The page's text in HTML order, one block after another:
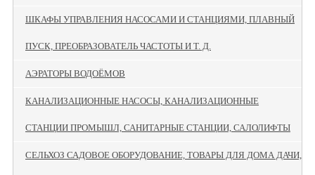
ШКАФЫ УПРАВЛЕНИЯ НАСОСАМИ И СТАНЦИЯМИ, ПЛАВНЫЙ
ПУСК, ПРЕОБРАЗОВАТЕЛЬ ЧАСТОТЫ И Т. Д.
АЭРАТОРЫ ВОДОЁМОВ
КАНАЛИЗАЦИОННЫЕ НАСОСЫ, КАНАЛИЗАЦИОННЫЕ
СТАНЦИИ ПРОМЫШЛ, САНИТАРНЫЕ СТАНЦИИ, САЛОЛИФТЫ
СЕЛЬХОЗ САДОВОЕ ОБОРУДОВАНИЕ, ТОВАРЫ ДЛЯ ДОМА ДАЧИ,